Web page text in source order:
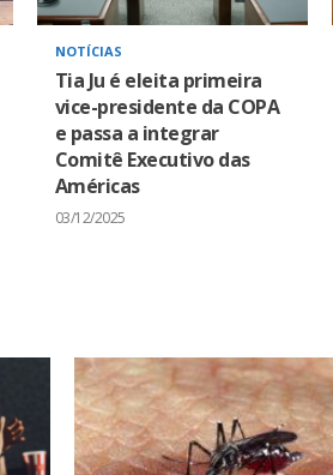
NOTÍCIAS
Tia Ju é eleita primeira
vice-presidente da COPA
e passa a integrar
Comitê Executivo das
Américas
03/12/2025